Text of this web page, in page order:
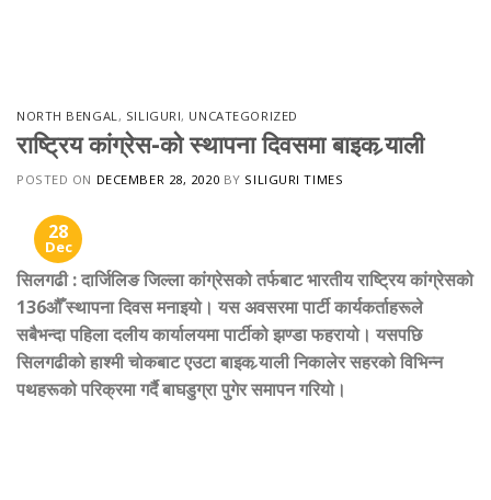
NORTH BENGAL, SILIGURI, UNCATEGORIZED
राष्ट्रिय कांग्रेस-को स्थापना दिवसमा बाइक र्‍याली
POSTED ON DECEMBER 28, 2020 BY SILIGURI TIMES
28
Dec
सिलगढी:दार्जिलिङ जिल्ला कांग्रेसको तर्फबाट भारतीय राष्ट्रिय कांग्रेसको
136औँ स्थापना दिवस मनाइयो। यस अवसरमा पार्टी कार्यकर्ताहरूले
सबैभन्दा पहिला दलीय कार्यालयमा पार्टीको झण्डा फहरायो। यसपछि
सिलगढीको हाश्मी चोकबाट एउटा बाइक र्‍याली निकालेर सहरको विभिन्न
पथहरूको परिक्रमा गर्दै बाघडुग्रा पुगेर समापन गरियो।